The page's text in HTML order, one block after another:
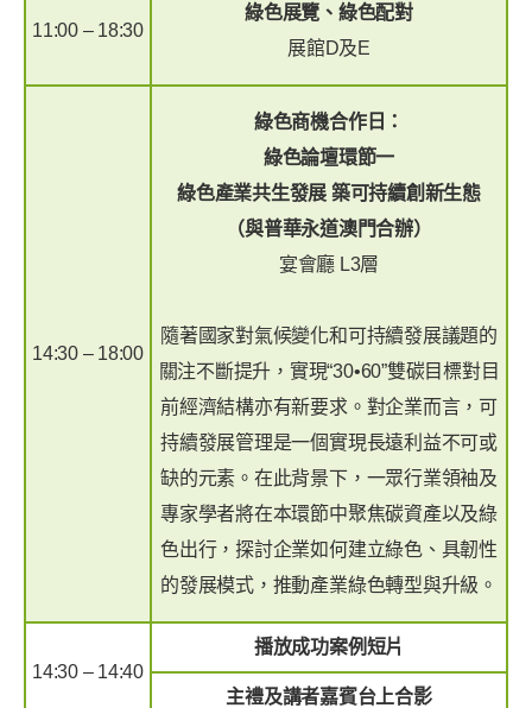
11:00 – 18:30
綠色展覽、綠色配對
展館D及E
14:30 – 18:00
綠色商機合作日：
綠色論壇環節一
綠色產業共生發展 築可持續創新生態
（與普華永道澳門合辦）
宴會廳 L3層
隨著國家對氣候變化和可持續發展議題的
關注不斷提升，實現“30•60”雙碳目標對目
前經濟結構亦有新要求。對企業而言，可
持續發展管理是一個實現長遠利益不可或
缺的元素。在此背景下，一眾行業領袖及
專家學者將在本環節中聚焦碳資產以及綠
色出行，探討企業如何建立綠色、具韌性
的發展模式，推動產業綠色轉型與升級。
14:30 – 14:40
播放成功案例短片
主禮及講者嘉賓台上合影